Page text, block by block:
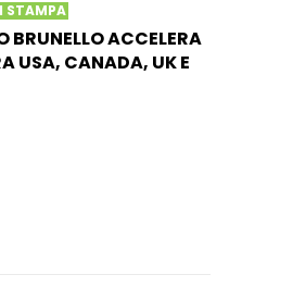
STAMPA
BRUNELLO ACCELERA
USA, CANADA, UK E